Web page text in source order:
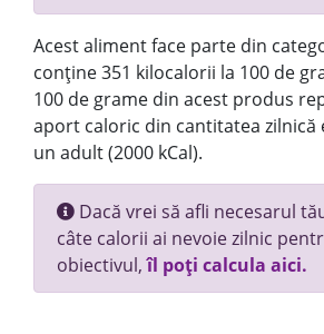
Acest aliment face parte din
conține 351 kilocalorii la 100 de
100 de grame din acest produs
aport caloric din cantitatea
un adult (2000 kCal).
Dacă vrei să afli necesarul
câte calorii ai nevoie zilnic
obiectivul,îl poți calcula aici.